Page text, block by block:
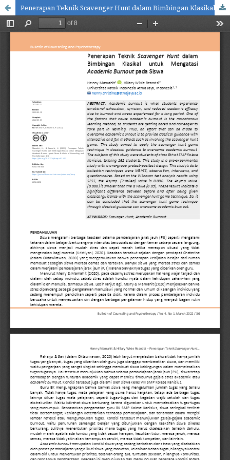
Penerapan Teknik Scavenger Hunt dalam Bimbingan Klasikal untuk Mengatasi Academic Burnout pada Siswa